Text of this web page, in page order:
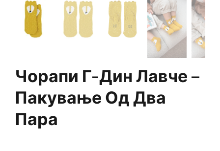
Чорапи Г-Дин Лавче –
Пакување Од Два
Пара